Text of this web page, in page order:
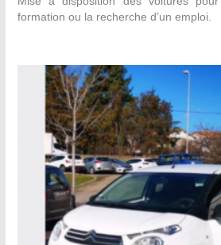
formation ou la recherche d’un emploi.